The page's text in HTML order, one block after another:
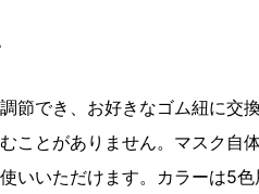
節でき、お好きなゴム紐に交
ことがありません。マスク自
いいただけます。カラーは5